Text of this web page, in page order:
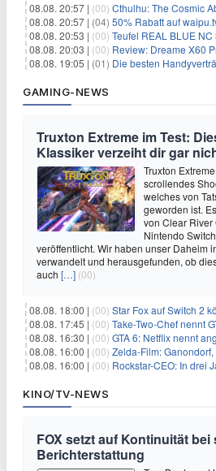
08.08. 20:57 | (00) Cthulhu: The Cosmic Abyss
08.08. 20:57 | (04) 50% Rabatt auf waipu.tv inkl.
08.08. 20:53 | (00) Teufel REAL BLUE NC 3
08.08. 20:03 | (00) Review: Dreame X60 Pro Ultra Complete im Test: 42.000
08.08. 19:05 | (01) Die besten Handyverträge der Woche
GAMING-NEWS
Truxton Extreme im Test:
Klassiker verzeiht dir gar
Truxton
scrollendes
welches von
geworden ist.
von Clear River
Nintendo
veröffentlicht. Wir haben unser Daheim
verwandelt und herausgefunden, ob
auch […] (00)
08.08. 18:00 | (00) Star Fox auf Switch 2
08.08. 17:45 | (00) Take-Two-Chef nennt GTA 6 für
08.08. 16:30 | (00) GTA 6: Netflix nennt angeblich
08.08. 16:00 | (00) Zelda-Film: Ganondorf, Impa
08.08. 16:00 | (00) Rockstar-CEO: In drei
KINO/TV-NEWS
FOX setzt auf Kontinuität bei
Berichterstattung